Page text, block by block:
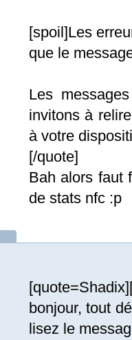
[spoil]Les
que le
Les
invitons à
à votre
[/quote]
Bah alors faut
de stats nfc :p
bonjour, tout
lisez le